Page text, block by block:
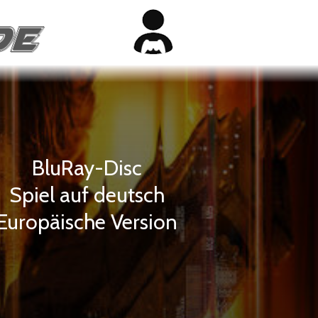
BluRay-Disc
Spiel auf deutsch
Version